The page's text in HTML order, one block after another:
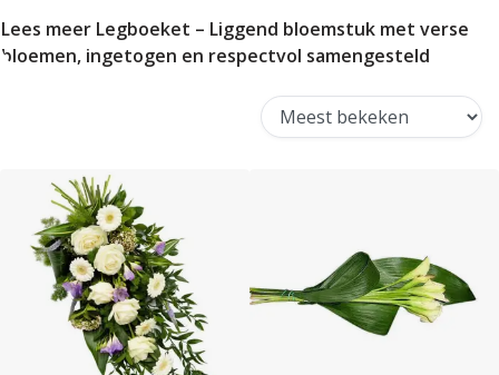
Lees meer Legboeket – Liggend bloemstuk met verse
bloemen, ingetogen en respectvol samengesteld